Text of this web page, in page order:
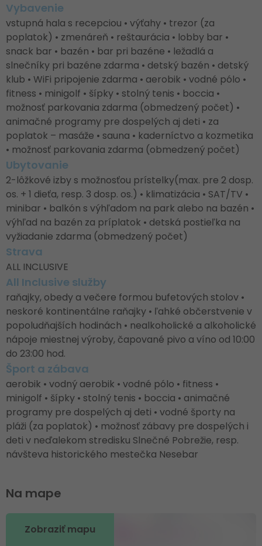
Vybavenie
vstupná hala s recepciou • výťahy • trezor (za
poplatok) • zmenáreň • reštaurácia • lobby bar •
snack bar • bazén • bar pri bazéne • ležadlá a
slnečníky pri bazéne zdarma • detský bazén • detský
klub • WiFi pripojenie zdarma • aerobik • vodné pólo •
fitness • minigolf • šípky • stolný tenis • boccia •
možnosť parkovania zdarma (obmedzený počet) •
animačné programy pre dospelých aj deti • za
poplatok – masáže • sauna • kaderníctvo a kozmetika
• možnosť parkovania zdarma (obmedzený počet)
Ubytovanie
2-lôžkové izby s možnosťou prístelky(max. pre 2 dosp.
os. + 1 dieťa, resp. 3 dosp. os.) • klimatizácia • SAT/TV •
minibar • balkón s výhľadom na park alebo na bazén •
výhľad na bazén za príplatok • detská postieľka na
vyžiadanie zdarma (obmedzený počet)
Strava
ALL INCLUSIVE
All Inclusive služby
raňajky, obedy a večere formou bufetových stolov •
neskoré kontinentálne raňajky • ľahké občerstvenie v
popoludňajších hodinách • nealkoholické a alkoholické
nápoje miestnej výroby, čapované pivo a víno od 10:00
do 23:00 hod.
Šport a zábava
aerobik • vodný aerobik • vodné pólo • fitness •
minigolf • šípky • stolný tenis • boccia • animačné
programy pre dospelých aj deti • vodné športy na
pláži (za poplatok) • možnosť zábavy pre dospelých i
deti v neďalekom stredisku Slnečné Pobrežie, resp.
návšteva historického mestečka Nesebar
Na mape
Zobraziť mapu